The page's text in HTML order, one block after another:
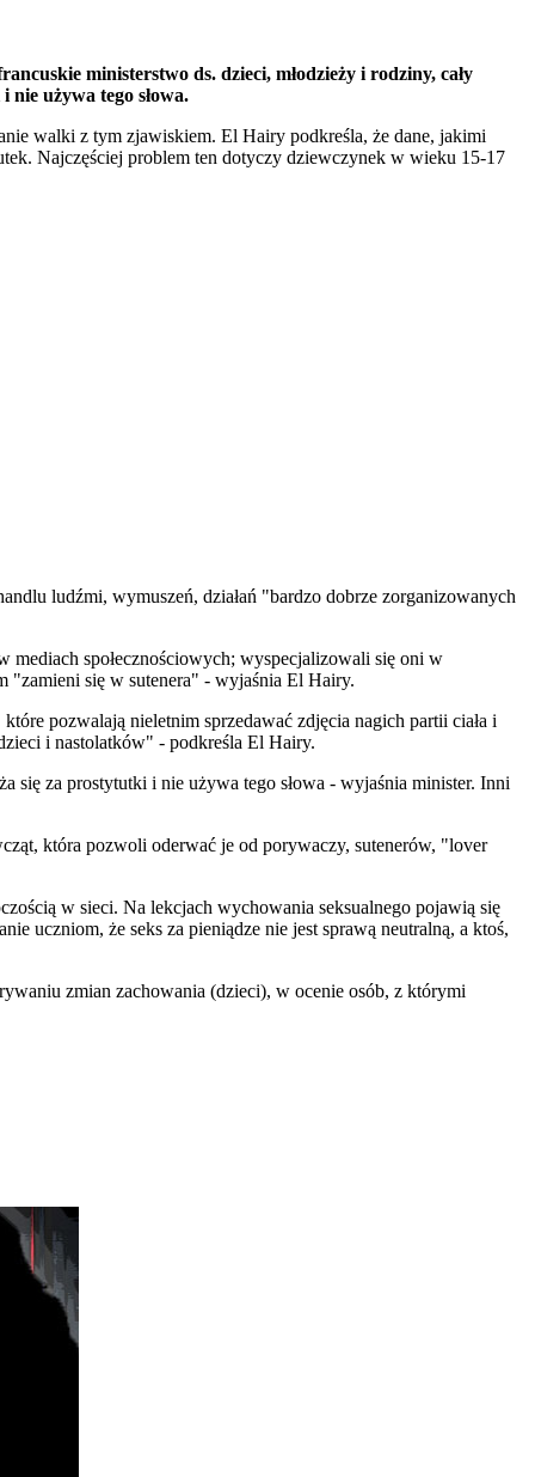
ministerstwo ds. dzieci, młodzieży i rodziny, cały
używa tego słowa.
walki z tym zjawiskiem. El Hairy podkreśla, że dane, jakimi
Najczęściej problem ten dotyczy dziewczynek w wieku 15-17
ludźmi, wymuszeń, działań "bardzo dobrze zorganizowanych
mediach społecznościowych; wyspecjalizowali się oni w
"zamieni się w sutenera" - wyjaśnia El Hairy.
pozwalają nieletnim sprzedawać zdjęcia nagich partii ciała i
i nastolatków" - podkreśla El Hairy.
się za prostytutki i nie używa tego słowa - wyjaśnia minister. Inni
która pozwoli oderwać je od porywaczy, sutenerów, "lover
w sieci. Na lekcjach wychowania seksualnego pojawią się
uczniom, że seks za pieniądze nie jest sprawą neutralną, a ktoś,
zmian zachowania (dzieci), w ocenie osób, z którymi